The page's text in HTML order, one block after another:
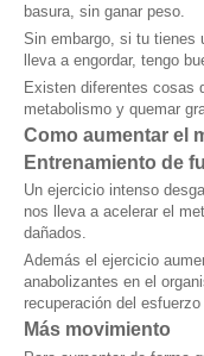
basura, sin ganar peso.
Sin embargo, si tu tienes
lleva a engordar, tengo
Existen diferentes cosas
metabolismo y quemar
Como aumentar el
Entrenamiento de
Un ejercicio intenso
nos lleva a acelerar el
dañados.
Además el ejercicio
anabolizantes en el
recuperación del
Más movimiento